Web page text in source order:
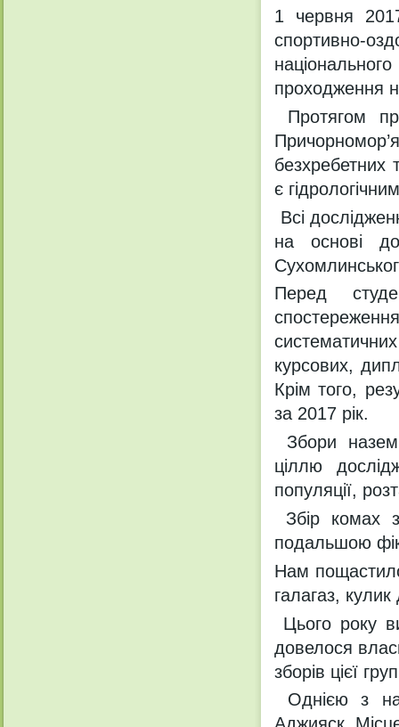
1 червня
спортивно-
проходження
Протягом
безхребетних
є
Всі
на основі
Перед
курсових,
Крім того,
за 2017 рік.
Збори
ціллю
популяції,
Збір комах
подальшою
Нам
галагаз,
Цього року
довелося
зборів цієї
Однією з